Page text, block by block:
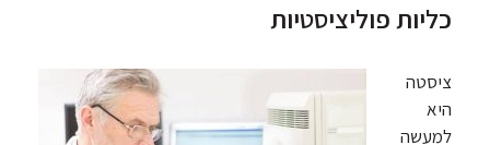
כליות פוליציסטיות
ציסטה
היא
למעשה